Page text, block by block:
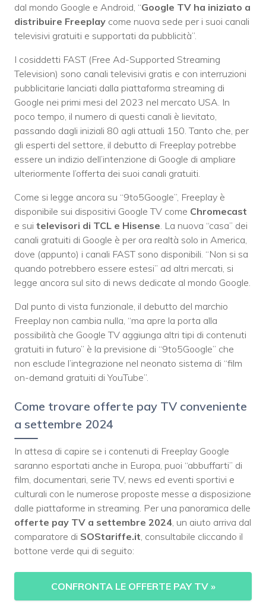
dal mondo Google e Android, “Google TV ha iniziato a
distribuire Freeplay come nuova sede per i suoi canali
televisivi gratuiti e supportati da pubblicità”.
I cosiddetti FAST (Free Ad-Supported Streaming
Television) sono canali televisivi gratis e con interruzioni
pubblicitarie lanciati dalla piattaforma streaming di
Google nei primi mesi del 2023 nel mercato USA. In
poco tempo, il numero di questi canali è lievitato,
passando dagli iniziali 80 agli attuali 150. Tanto che, per
gli esperti del settore, il debutto di Freeplay potrebbe
essere un indizio dell’intenzione di Google di ampliare
ulteriormente l’offerta dei suoi canali gratuiti.
Come si legge ancora su “9to5Google”, Freeplay è
disponibile sui dispositivi Google TV come Chromecast
e sui televisori di TCL e Hisense . La nuova “casa” dei
canali gratuiti di Google è per ora realtà solo in America,
dove (appunto) i canali FAST sono disponibili. “Non si sa
quando potrebbero essere estesi” ad altri mercati, si
legge ancora sul sito di news dedicate al mondo Google.
Dal punto di vista funzionale, il debutto del marchio
Freeplay non cambia nulla, “ma apre la porta alla
possibilità che Google TV aggiunga altri tipi di contenuti
gratuiti in futuro” è la previsione di “9to5Google” che
non esclude l’integrazione nel neonato sistema di “film
on-demand gratuiti di YouTube”.
Come trovare offerte pay TV conveniente
a settembre 2024
In attesa di capire se i contenuti di Freeplay Google
saranno esportati anche in Europa, puoi “abbuffarti” di
film, documentari, serie TV, news ed eventi sportivi e
culturali con le numerose proposte messe a disposizione
dalle piattaforme in streaming. Per una panoramica delle
offerte pay TV a settembre 2024 , un aiuto arriva dal
comparatore di SOStariffe.it , consultabile cliccando il
bottone verde qui di seguito:
CONFRONTA LE OFFERTE PAY TV »